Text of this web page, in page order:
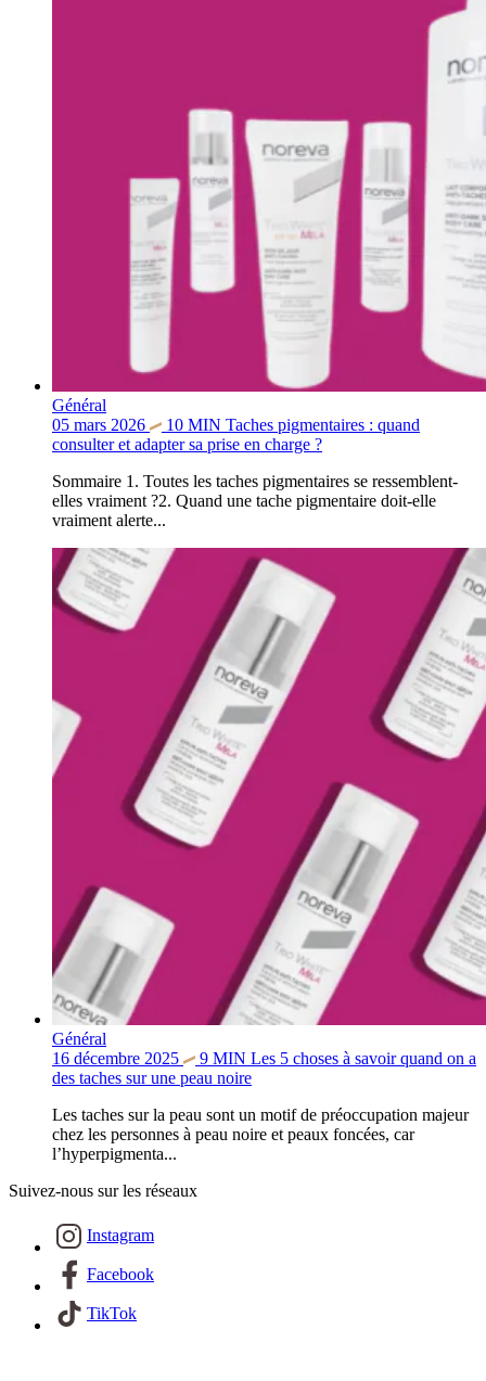
Général
05 mars 2026
10 MIN Taches pigmentaires : quand
consulter et adapter sa prise en charge ?
Sommaire 1. Toutes les taches pigmentaires se ressemblent-
elles vraiment ?2. Quand une tache pigmentaire doit-elle
vraiment alerte...
Général
16 décembre 2025
9 MIN Les 5 choses à savoir quand on a
des taches sur une peau noire
Les taches sur la peau sont un motif de préoccupation majeur
chez les personnes à peau noire et peaux foncées, car
l’hyperpigmenta...
Suivez-nous sur les réseaux
Instagram
Facebook
TikTok